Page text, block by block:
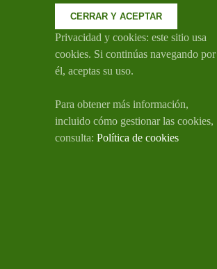
Privacidad y cookies: este sitio usa
cookies. Si continúas navegando por
él, aceptas su uso.
Para obtener más información,
incluido cómo gestionar las cookies,
consulta:Política de cookies